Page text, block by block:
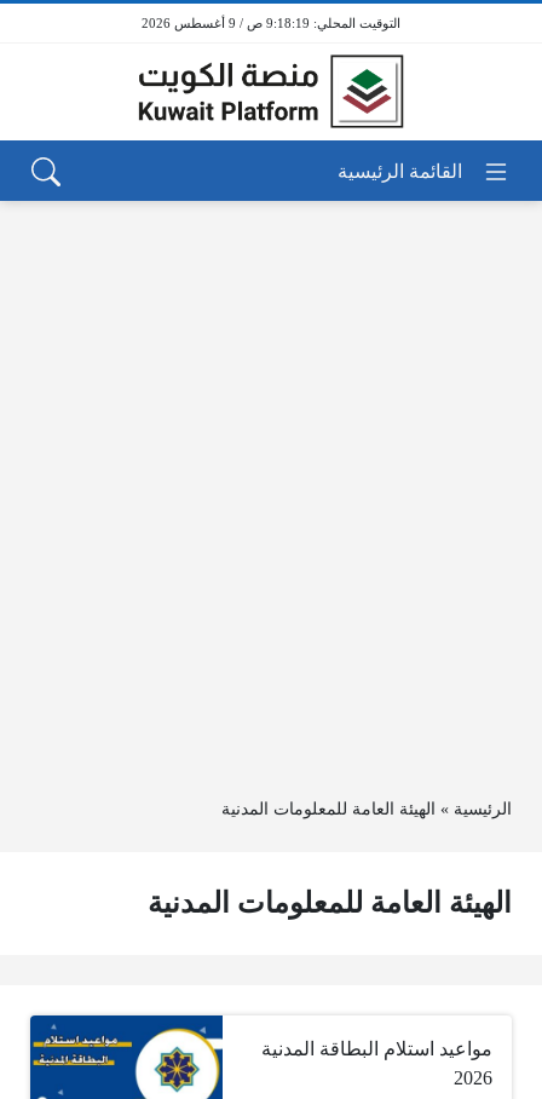
9:18:19 ص / 9 أغسطس 2026
الرئيسية » الهيئة العامة للمعلومات المدنية
الهيئة العامة للمعلومات المدنية
مواعيد استلام البطاقة المدنية
2026